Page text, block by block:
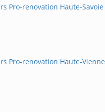
Pro-renovation Haute-Savoie
Pro-renovation Haute-Vienne